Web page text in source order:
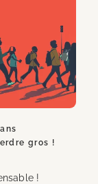
gros !
!